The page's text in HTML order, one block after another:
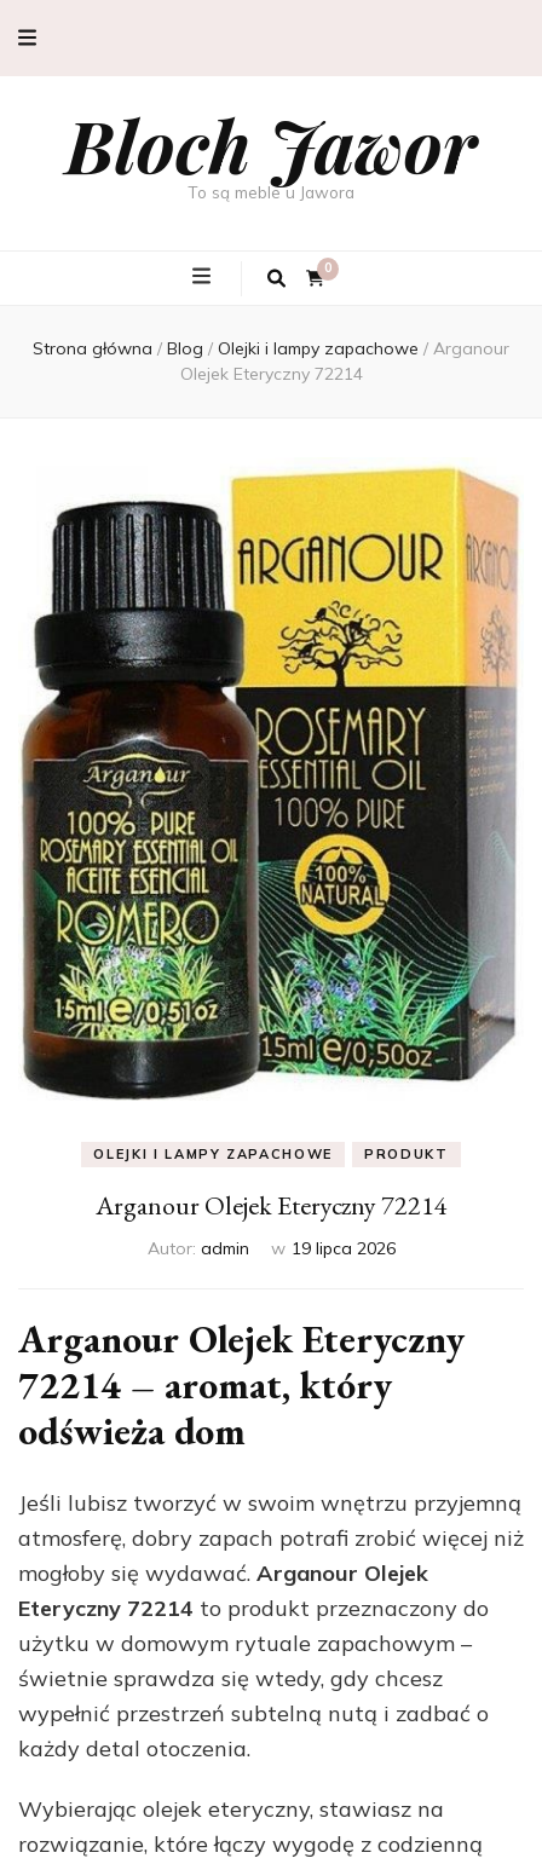
Bloch Jawor
To są meble u Jawora
0
Strona główna / Blog / Olejki i lampy zapachowe / Arganour
Olejek Eteryczny 72214
OLEJKI I LAMPY ZAPACHOWE PRODUKT
Arganour Olejek Eteryczny 72214
Autor: admin w 19 lipca 2026
Arganour Olejek Eteryczny
72214 – aromat, który
odświeża dom
Jeśli lubisz tworzyć w swoim wnętrzu przyjemną
atmosferę, dobry zapach potrafi zrobić więcej niż
mogłoby się wydawać. Arganour Olejek
Eteryczny 72214 to produkt przeznaczony do
użytku w domowym rytuale zapachowym –
świetnie sprawdza się wtedy, gdy chcesz
wypełnić przestrzeń subtelną nutą i zadbać o
każdy detal otoczenia.
Wybierając olejek eteryczny, stawiasz na
rozwiązanie, które łączy wygodę z codzienną